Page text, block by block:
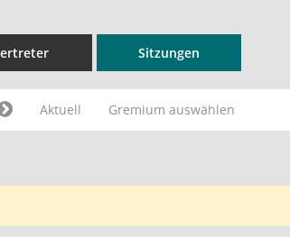
Sitzungen
Aktuell Gremium auswählen